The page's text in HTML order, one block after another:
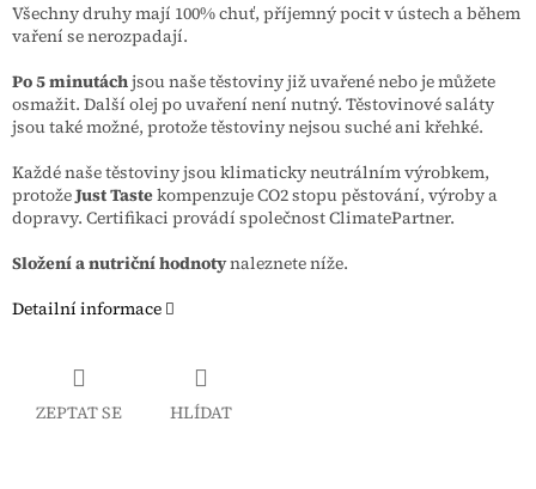
Všechny druhy mají 100% chuť, příjemný pocit v ústech a během
vaření se nerozpadají.
Po 5 minutáchjsou naše těstoviny již uvařené nebo je můžete
osmažit. Další olej po uvaření není nutný. Těstovinové saláty
jsou také možné, protože těstoviny nejsou suché ani křehké.
Každé naše těstoviny jsou klimaticky neutrálním výrobkem,
protožeJust Tastekompenzuje CO2 stopu pěstování, výroby a
dopravy. Certifikaci provádí společnost ClimatePartner.
Složení a nutriční hodnotynaleznete níže.
Detailní informace
ZEPTAT SE HLÍDAT